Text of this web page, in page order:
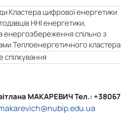
Кластера цифрової енергетики
ННІ енергетики,
енергозбереження спільно з
Теплоенергетичного кластера
МАКАРЕВИЧТел.: